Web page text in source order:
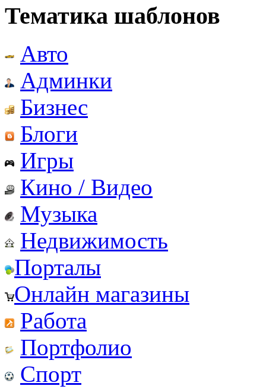
Тематика шаблонов
Авто
Админки
Бизнес
Блоги
Игры
Кино / Видео
Музыка
Недвижимость
Порталы
Онлайн магазины
Работа
Портфолио
Спорт